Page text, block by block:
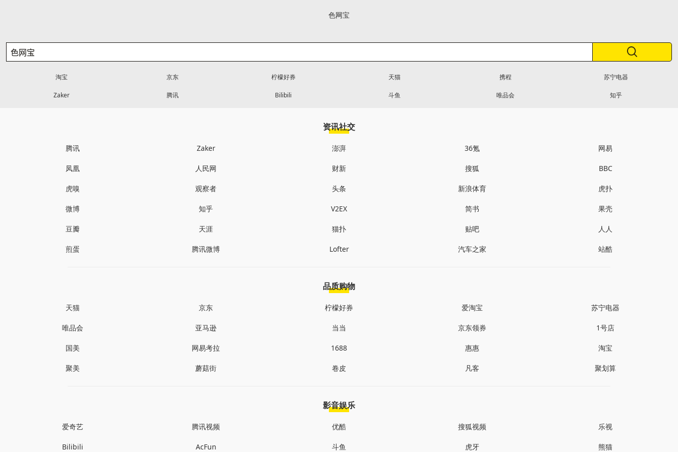
色网宝
淘宝 京东 柠檬好券 天猫 携程 苏宁电器
Zaker 腾讯 Bilibili 斗鱼 唯品会 知乎
资讯社交
腾讯 Zaker 澎湃 36氪 网易
凤凰 人民网 财新 搜狐 BBC
虎嗅 观察者 头条 新浪体育 虎扑
微博 知乎 V2EX 简书 果壳
豆瓣 天涯 猫扑 贴吧 人人
煎蛋 腾讯微博 Lofter 汽车之家 站酷
品质购物
天猫 京东 柠檬好券 爱淘宝 苏宁电器
唯品会 亚马逊 当当 京东领券 1号店
国美 网易考拉 1688 惠惠 淘宝
聚美 蘑菇街 卷皮 凡客 聚划算
影音娱乐
爱奇艺 腾讯视频 优酷 搜狐视频 乐视
Bilibili AcFun 斗鱼 虎牙 熊猫